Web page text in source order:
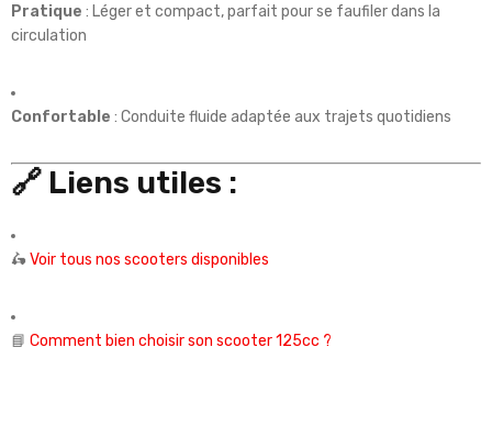
Pratique : Léger et compact, parfait pour se faufiler dans la
circulation
Confortable : Conduite fluide adaptée aux trajets quotidiens
🔗 Liens utiles :
🛵 Voir tous nos scooters disponibles
📘 Comment bien choisir son scooter 125cc ?